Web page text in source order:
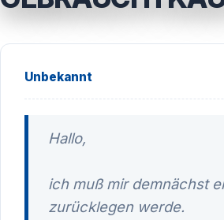
Unbekannt
Hallo,
ich muß mir demnächst
zurücklegen werde.